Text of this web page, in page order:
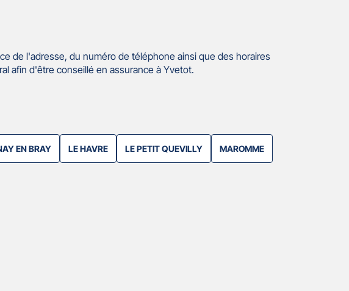
de l'adresse, du numéro de téléphone ainsi que des horaires
afin d'être conseillé en assurance à Yvetot.
EN BRAY LE HAVRE LE PETIT QUEVILLY MAROMME